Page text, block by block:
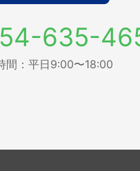
635-
間：平日9:00〜18:00